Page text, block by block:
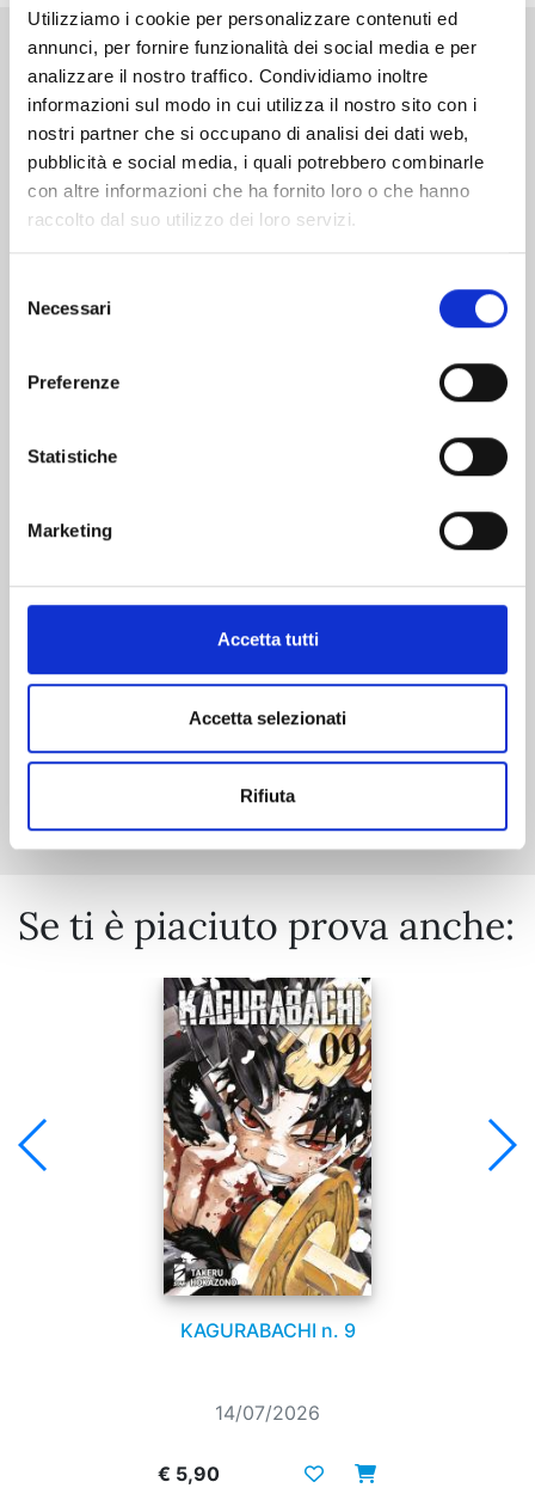
Utilizziamo i cookie per personalizzare contenuti ed
annunci, per fornire funzionalità dei social media e per
analizzare il nostro traffico. Condividiamo inoltre
informazioni sul modo in cui utilizza il nostro sito con i
nostri partner che si occupano di analisi dei dati web,
pubblicità e social media, i quali potrebbero combinarle
con altre informazioni che ha fornito loro o che hanno
raccolto dal suo utilizzo dei loro servizi.
delNecessari
Preferenze
Statistiche
Marketing
Accetta tutti
Accetta selezionati
Rifiuta
Altri volumi della serie
€ 9,90
Se ti è piaciuto prova anche:
KAGURABACHI n. 9
14/07/2026
€ 5,90